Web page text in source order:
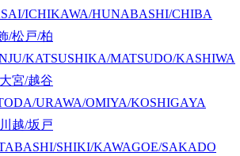
ICHIKAWA/HUNABASHI/CHIBA
/松戸/柏
KATSUSHIKA/MATSUDO/KASHIWA
宮/越谷
URAWA/OMIYA/KOSHIGAYA
越/坂戸
SHIKI/KAWAGOE/SAKADO